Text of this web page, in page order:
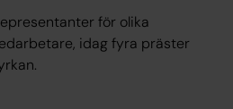
för olika
idag fyra präster